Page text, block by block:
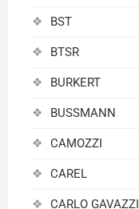
BST
BTSR
BURKERT
BUSSMANN
CAMOZZI
CAREL
CARLO GAVAZZI